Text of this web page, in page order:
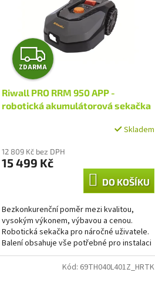
Z
D
A
M
ZDARMA
Riwall PRO RRM 950 APP -
robotická akumulátorová sekačka
Skladem
12 809 Kč bez DPH
15 499 Kč
DO KOŠÍKU
Bezkonkurenční poměr mezi kvalitou,
vysokým výkonem, výbavou a cenou.
Robotická sekačka pro náročné uživatele.
Balení obsahuje vše potřebné pro instalaci
sekačky. Moderní sekací...
Kód: 69TH040L401Z_HRTK